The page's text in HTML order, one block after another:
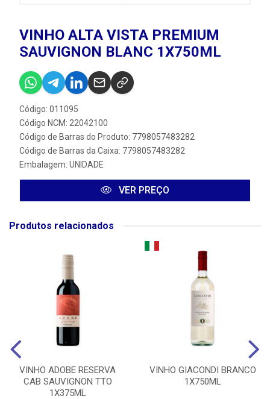
VINHO ALTA VISTA PREMIUM
SAUVIGNON BLANC 1X750ML
Código: 011095
Código NCM: 22042100
Código de Barras do Produto: 7798057483282
Código de Barras da Caixa: 7798057483282
Embalagem: UNIDADE
VER PREÇO
Produtos relacionados
VINHO ADOBE RESERVA
CAB SAUVIGNON TTO
1X375ML
VINHO GIACONDI BRANCO
1X750ML